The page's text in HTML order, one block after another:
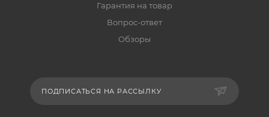
Гарантия на товар
Вопрос-ответ
Обзоры
ПОДПИСАТЬСЯ НА РАССЫЛКУ